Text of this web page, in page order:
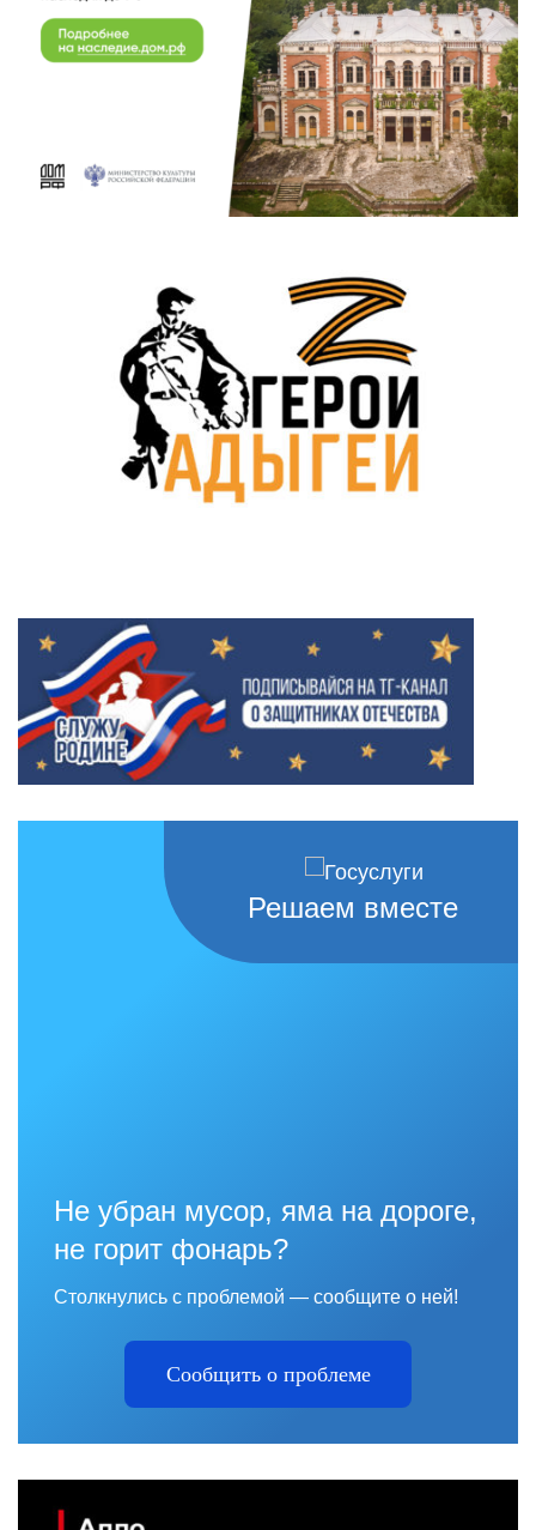
Решаем вместе
Не убран мусор, яма на дороге,
не горит фонарь?
Столкнулись с проблемой — сообщите о ней!
Сообщить о проблеме